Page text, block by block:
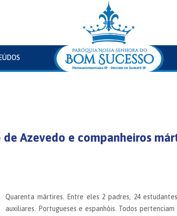
Azevedo e companheiros
Quarenta mártires. Entre eles 2 padres, 24
auxiliares. Portugueses e espanhóis. Todos pertenciam